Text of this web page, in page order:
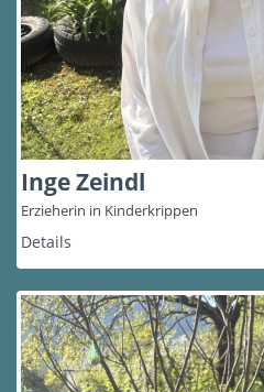
Inge Zeindl
Erzieherin in Kinderkrippen
Details